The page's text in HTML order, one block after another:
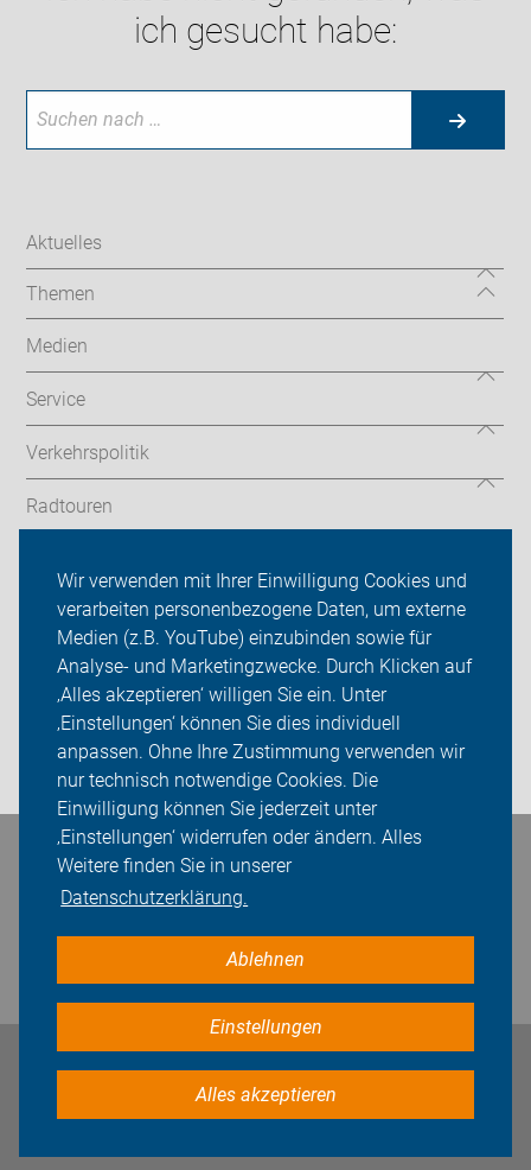
Wir verwenden mit Ihrer Einwilligung Cookies und
verarbeiten personenbezogene Daten, um externe
Medien (z.B. YouTube) einzubinden sowie für
Analyse- und Marketingzwecke. Durch Klicken auf
‚Alles akzeptieren‘ willigen Sie ein. Unter
‚Einstellungen‘ können Sie dies individuell
anpassen. Ohne Ihre Zustimmung verwenden wir
nur technisch notwendige Cookies. Die
Einwilligung können Sie jederzeit unter
‚Einstellungen‘ widerrufen oder ändern. Alles
Weitere finden Sie in unserer
Datenschutzerklärung.
Ablehnen
Einstellungen
Alles akzeptieren
ich gesucht habe:
Aktuelles
Themen
Medien
Service
Verkehrspolitik
Radtouren
Mitmachen!
Sei dabei
Presse
Login
Bleiben Sie in Kontakt